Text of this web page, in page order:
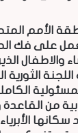
الأمم
على فك
الثورية
من